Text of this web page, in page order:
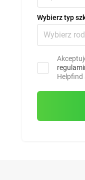
Wybierz typ
Helpfind